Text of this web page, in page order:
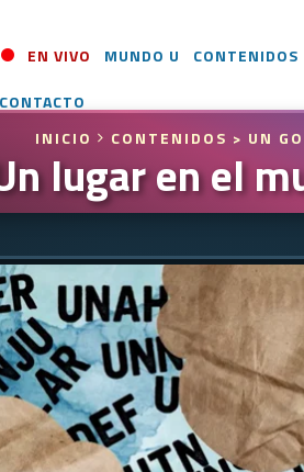
EN VIVO MUNDO U CONTENIDOS
CONTACTO
INICIO
CONTENIDOS > UN
lugar en el